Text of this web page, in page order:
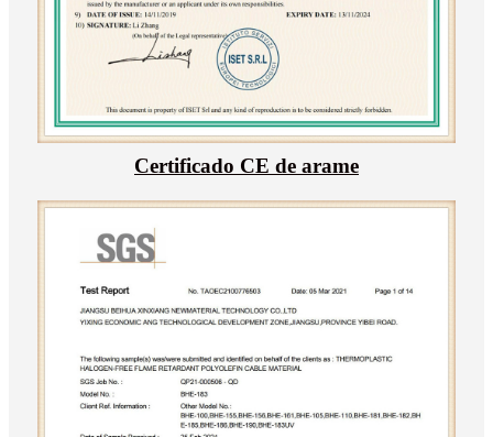
Certificado CE de arame